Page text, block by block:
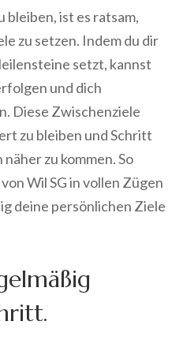
bleiben, ist es ratsam,
zu setzen. Indem du dir
setzt, kannst
und dich
Diese Zwischenziele
zu bleiben und Schritt
zu kommen. So
Wil SG in vollen Zügen
deine persönlichen Ziele